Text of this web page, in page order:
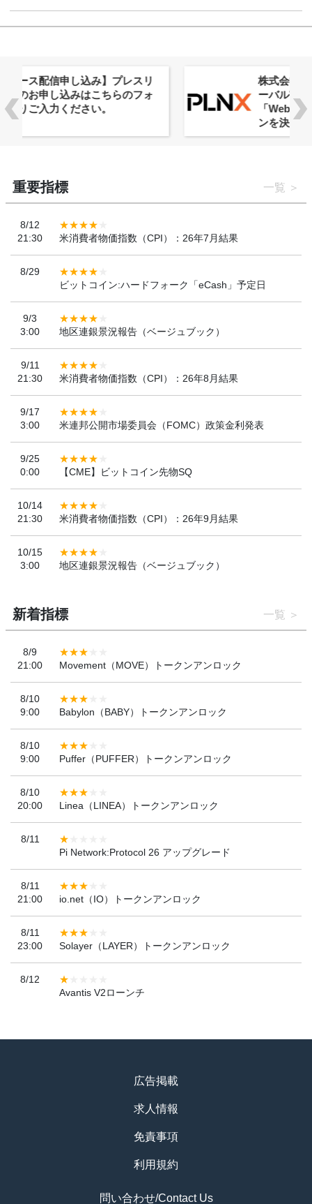
株式会社PlnX、アジア最大級のグロ
ーバルWeb3カンファレンス
「WebX2026」とのコラボレーショ
重要指標 一覧
8/12
21:30
米消費者物価指数（CPI）：26年7月結果
8/29
ビットコイン:ハードフォーク「eCash」予定日
9/3
3:00
地区連銀景況報告（ベージュブック）
9/11
21:30
米消費者物価指数（CPI）：26年8月結果
9/17
3:00
米連邦公開市場委員会（FOMC）政策金利発表
9/25
0:00
【CME】ビットコイン先物SQ
10/14
21:30
米消費者物価指数（CPI）：26年9月結果
10/15
3:00
地区連銀景況報告（ベージュブック）
新着指標 一覧
8/9
21:00
Movement（MOVE）トークンアンロック
8/10
9:00
Babylon（BABY）トークンアンロック
8/10
9:00
Puffer（PUFFER）トークンアンロック
8/10
20:00
Linea（LINEA）トークンアンロック
8/11
Pi Network:Protocol 26 アップグレード
8/11
21:00
io.net（IO）トークンアンロック
8/11
23:00
Solayer（LAYER）トークンアンロック
8/12
Avantis V2ローンチ
広告掲載
求人情報
免責事項
利用規約
問い合わせ/Contact Us